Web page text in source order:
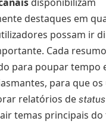
destaques em
possam ir
Cada
para poupar tempo
para que
relatórios de status
temas principais do